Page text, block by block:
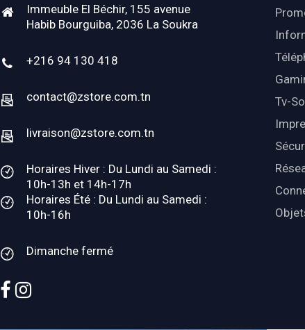
Immeuble El Béchir, 155 avenue
Habib Bourguiba, 2036 La Soukra
+216 94 130 418
contact@zstore.com.tn
livraison@zstore.com.tn
Horaires Hiver : Du Lundi au Samedi :
10h-13h et 14h-17h
Horaires Été : Du Lundi au Samedi :
10h-16h
Dimanche fermé
facebook
instagram
Tv-